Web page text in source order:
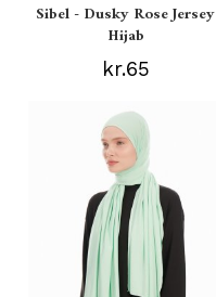
Sibel - Dusky Rose Jersey
Hijab
kr.65